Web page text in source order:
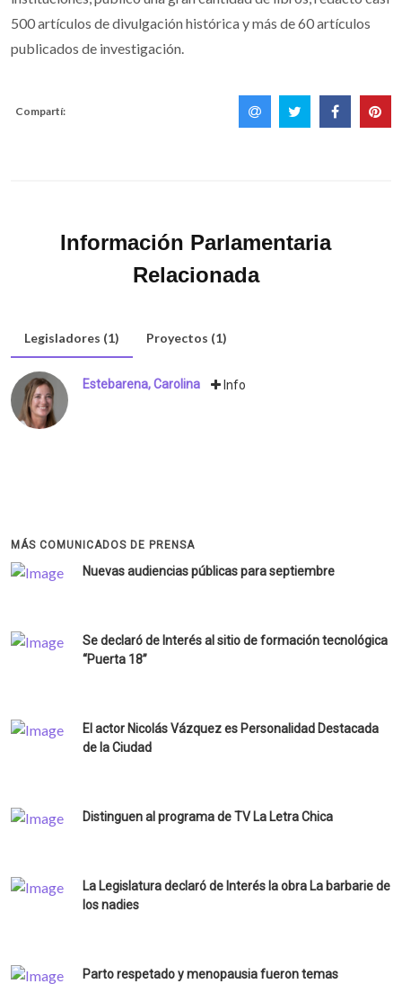
500 artículos de divulgación histórica y más de 60 artículos
publicados de investigación.
Compartí:
Información Parlamentaria
Relacionada
Legisladores (1) Proyectos (1)
Estebarena, Carolina Info
MÁS COMUNICADOS DE PRENSA
Nuevas audiencias públicas para septiembre
Se declaró de Interés al sitio de formación tecnológica
“Puerta 18”
El actor Nicolás Vázquez es Personalidad Destacada
de la Ciudad
Distinguen al programa de TV La Letra Chica
La Legislatura declaró de Interés la obra La barbarie de
los nadies
Parto respetado y menopausia fueron temas